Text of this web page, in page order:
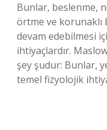
Bunlar, beslenme,
örtme ve korunaklı
devam edebilmesi
ihtiyaçlardır.
şey şudur: Bunlar,
temel fizyolojik